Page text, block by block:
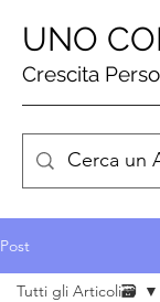
UNO
Crescita
Post
Tutti gli Articoli🗃️